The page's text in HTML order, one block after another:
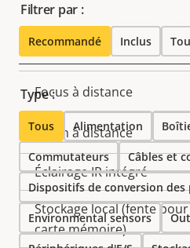
Général
Description
de la
propriété
la
Focus à distance
Zoom à distance
Éclairage IR intégré
Stockage local (fente pour
carte mémoire)
Filtrer par :
Recommandé Inclus
Type :
Tous Alimentation
Commutateurs Câbles et
Dispositifs de conversion des
Environmental sensors